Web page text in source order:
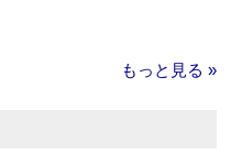
もっと見る »